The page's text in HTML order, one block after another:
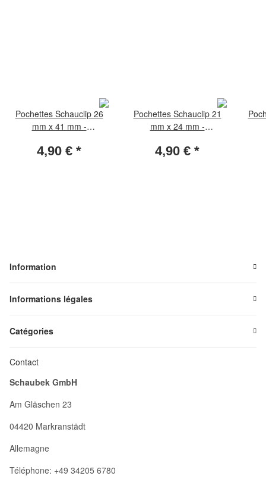
Pochettes Schauclip 26
mm x 41 mm -
pièces)
4,90 € *
Pochettes Schauclip 21
mm x 24 mm -
pièces)
4,90 € *
Information
Informations légales
Catégories
Contact
Schaubek GmbH
Am Gläschen 23
04420 Markranstädt
Allemagne
Téléphone: +49 34205 6780